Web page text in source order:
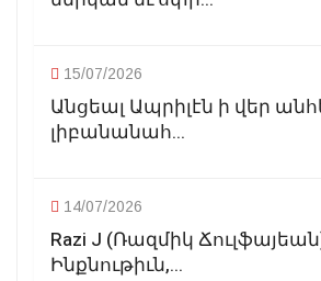
15/07/2026
Անցեալ Ապրիլէն ի վեր
լիբանանահ...
14/07/2026
Razi J (Ռազմիկ
Ինքնութիւն,...